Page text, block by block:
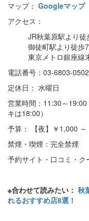
マップ： Googleマップ
アクセス：
JR秋葉原駅より徒
御徒町駅より徒歩
東京メトロ銀座線
電話番号：03-6803-0502
定休日： 水曜日
営業時間：11:30～
キは18:00）
予算： 【夜】￥1,000
禁煙・喫煙：完全禁煙
予約サイト・口コミ・ク
※合わせて読みたい： 秋
れるおすすめ店8選！